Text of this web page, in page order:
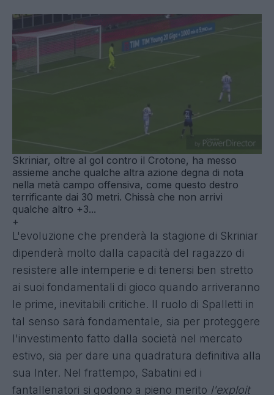
Skriniar, oltre al gol contro il Crotone, ha messo
assieme anche qualche altra azione degna di nota
nella metà campo offensiva, come questo destro
terrificante dai 30 metri. Chissà che non arrivi
qualche altro +3...
+
L'evoluzione che prenderà la stagione di Skriniar
dipenderà molto dalla capacità del ragazzo di
resistere alle intemperie e di tenersi ben stretto
ai suoi fondamentali di gioco quando arriveranno
le prime, inevitabili critiche. Il ruolo di Spalletti in
tal senso sarà fondamentale, sia per proteggere
l'investimento fatto dalla società nel mercato
estivo, sia per dare una quadratura definitiva alla
sua Inter. Nel frattempo, Sabatini ed i
fantallenatori si godono a pieno merito l'exploit